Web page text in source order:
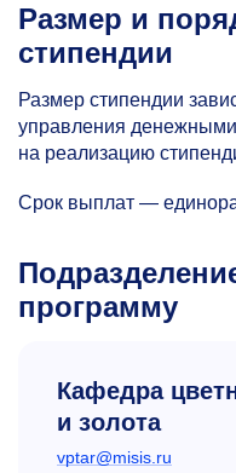
Размер и
стипендии
Размер стипендии
управления
на реализацию
Срок выплат —
программу
Кафедра
и золота
vptar@misis.ru